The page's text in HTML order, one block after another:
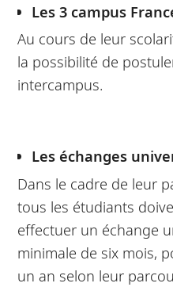
Les 3 campus
Au cours de leur
la possibilité de
intercampus.
Les échanges
Dans le cadre de leur
tous les étudiants
effectuer un échange
minimale de six mois,
un an selon leur